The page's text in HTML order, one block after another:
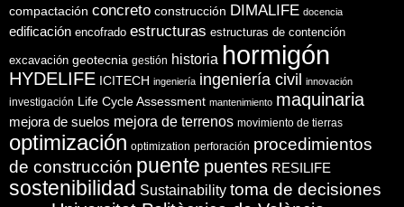
compactación concreto construcción DIMALIFE docencia
edificación encofrado estructuras estructuras de contención
excavación geotecnia gestión historia hormigón
HYDELIFE ICITECH ingeniería ingeniería civil innovación
investigación Life Cycle Assessment mantenimiento maquinaria
mejora de suelos mejora de terrenos movimiento de tierras
optimización optimization perforación procedimientos
de construcción puente puentes RESILIFE
sostenibilidad Sustainability toma de decisiones